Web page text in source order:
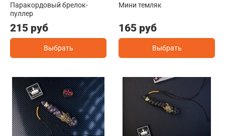
Паракордовый брелок-
пуллер
215 руб
Выбрать
Мини темляк
165 руб
Выбрать